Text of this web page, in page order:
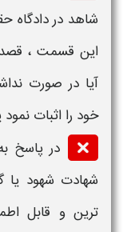
شاهد در دادگاه
این قسمت ، قصد
آیا در صورت
خود را اثبات نمود
در پاسخ
شهادت شهود یا
ترین و قابل